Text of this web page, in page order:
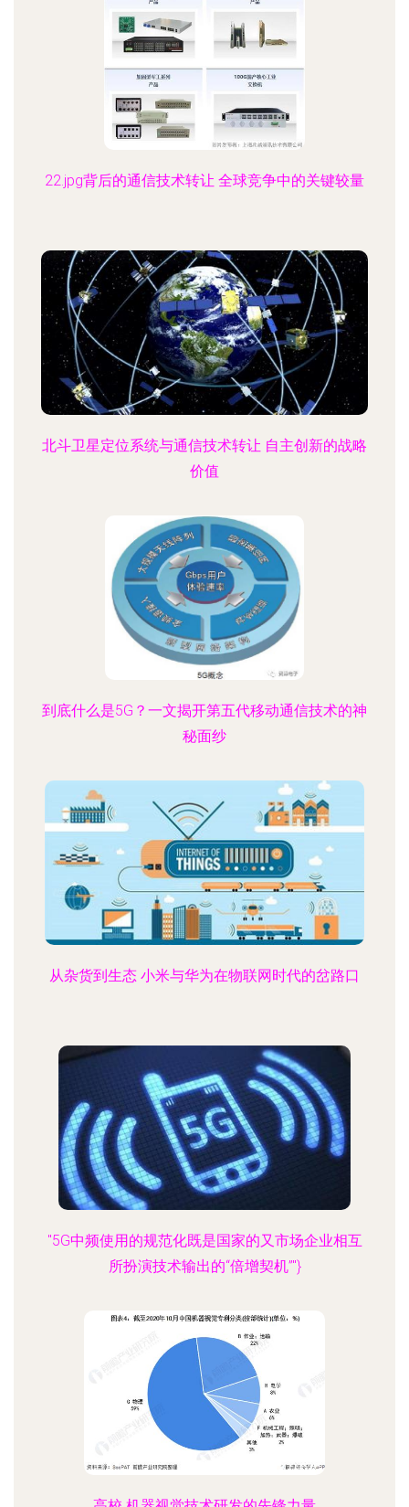
22.jpg背后的通信技术转让 全球竞争中的关键较量
北斗卫星定位系统与通信技术转让 自主创新的战略
价值
到底什么是5G？一文揭开第五代移动通信技术的神
秘面纱
从杂货到生态 小米与华为在物联网时代的岔路口
"5G中频使用的规范化既是国家的又市场企业相互
所扮演技术输出的“倍增契机”"}